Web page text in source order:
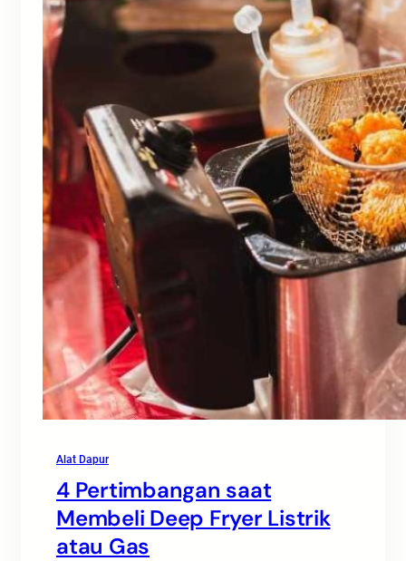
Alat Dapur
4 Pertimbangan saat
Membeli Deep Fryer Listrik
atau Gas